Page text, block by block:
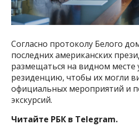
Согласно протоколу Белого
последних американских
размещаться на видном месте
резиденцию, чтобы их могли
официальных мероприятий и
экскурсий.
Читайте РБК в Telegram.